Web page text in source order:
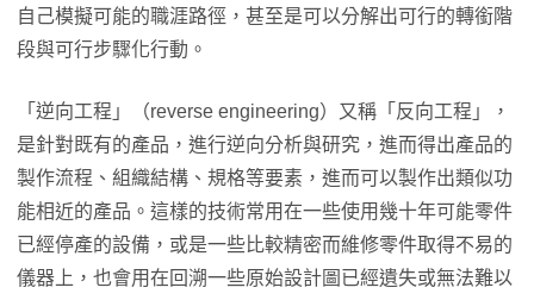
自己模擬可能的職涯路徑，甚至是可以分解出可行的轉銜階
段與可行步驟化行動。
「逆向工程」（reverse engineering）又稱「反向工程」，
是針對既有的產品，進行逆向分析與研究，進而得出產品的
製作流程、組織結構、規格等要素，進而可以製作出類似功
能相近的產品。這樣的技術常用在一些使用幾十年可能零件
已經停產的設備，或是一些比較精密而維修零件取得不易的
儀器上，也會用在回溯一些原始設計圖已經遺失或無法難以